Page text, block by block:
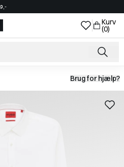
Kurv
(0)
Brug for hjælp?